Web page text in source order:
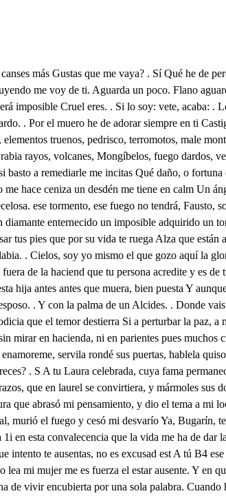
y dio el tema a mi locura cuando estaba en crecimient se echó a pechos su hermosura Témplose de amor el brío. volvió el pulso a su sosiego refrenó la llama el frío declinó el mal, murió el fuego y cesó mi desvarío Ya, Bugarín, tengo sana el alma, que en tiempo atrá hallé si muerte cercana Pues ti a enfermar volverá si amor acude a terciana Eso muestra la experiencia y así me quiero regla 1i en esta convalecencia que la vida me ha de dar la dieta de la ausencia Perderá, Flabía, la vida si te vas de aquesa suerte Él no bella me convida que tengo cierta la muerte si enfermo de recaida. Pues ahora con que intento te ausentas, no es excusad est A tú B4 ese vano movimiento No basta el haberle dado palabra de casamiento Querrá, si me ve presente, que la cumpla, y es volver nieve helada al sol ardiente porque no lea mi mujer me es fuerza el estar ausente. Y en qué parte? . En Zaragoza estaré, mientras que lidio con el mal que me destroza, pues mi hermano en su presidí el cargo supremo goza Allí mi esperanza incierta ha de vivir encubierta por una sola palabra. Cuando has de irte Cuando abra el Aurora al Sol la puerta. Mi padre, mas ha de un mes, que me incita a que me parta Madrid mi tormento es, y pues su trato me harta, ver quiero el Aragones, A Madrid dejas? . Aquesta es mi voluntad, amigo, Flavia me cansa, y molesta, si quieres venir conmigo, para mañana te apresta. Quién se precia de servirte mal dejara tu persona, Tienes de quien despedirte! Sí. . De quién De una fregona Pues mañana has de partirte. Volvérase loca Hlaviar de celos, envidia; y rabia, si burla da así la dejas, Lloro, grite, y forme, quejas, que ya su nombre me agravia Loca, así tu libertas mi palabra menosprecí: Aquesta es mi voluntad Ingrata, traidora, necia, deshonra de aquesta edad No basta mandarlo ya para amara Fausto? . No. Quieres que el pecho te abra no ves que di mi palabra? Pues di que se te quebró Aqueso no, que es de acero y que se quiebre no es justo. Mi gusto he de vencer fiero Pues, has tú de hacer tu gusto o lo que yo mando, y quiero Será razón que port cautive mi gusto yo Él si le has de dar por mí Si el alma dice que no mal dará la lengua él sí Cortarétela. . Qué importa? parte, rasga, mata, corta, que